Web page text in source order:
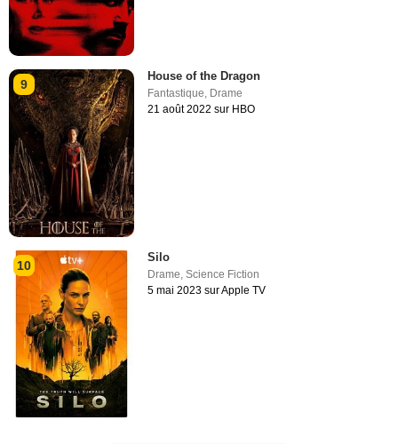
9
House of the Dragon
Fantastique, Drame
21 août 2022 sur HBO
10
Silo
Drame ,Science Fiction
5 mai 2023 sur Apple TV